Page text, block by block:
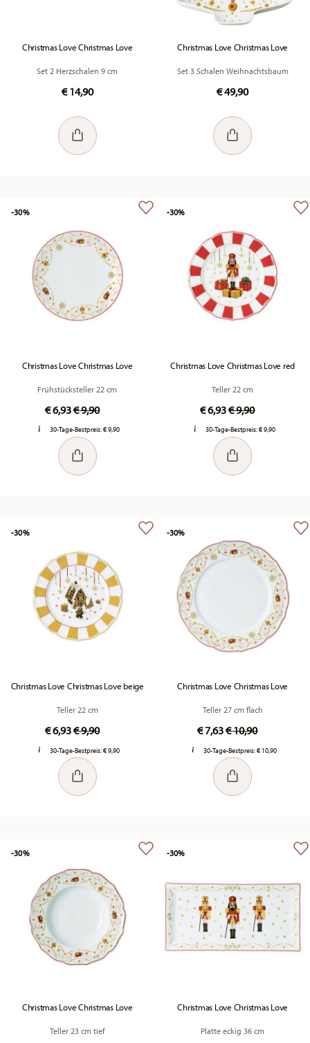
Christmas Love Christmas Love
Set 2 Herzschalen 9 cm
€ 14,90
Christmas Love Christmas Love
Set 3 Schalen Weihnachtsbaum
€ 49,90
Christmas Love Christmas Love
Frühstücksteller 22 cm
€ 6,93Price reduced from
€ 9,90to
30-Tage-Bestpreis:€ 9,90
-30%
Christmas Love Christmas Love red
Teller 22 cm
€ 6,93Price reduced
€ 9,90to
30-Tage-Bestpreis:€ 9,90
-30%
Christmas Love Christmas Love beige
Teller 22 cm
€ 6,93Price reduced from
€ 9,90to
30-Tage-Bestpreis:€ 9,90
-30%
Christmas Love Christmas Love
Teller 27 cm flach
€ 7,63Price reduced
€ 10,90to
30-Tage-Bestpreis:€ 10,90
-30%
Christmas Love Christmas Love
Teller 23 cm tief
-30%
Christmas Love Christmas Love
Platte eckig 36 cm
-30%